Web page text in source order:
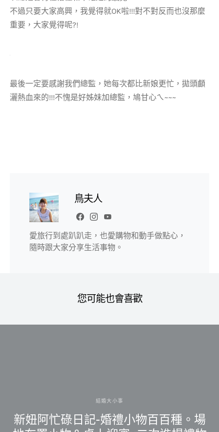
不過只要大家高興，我覺得就OK啦!!!對不對反而也沒那麼
重要，大家覺得呢?!
最後一定要感謝我們總監，她每次都比新娘更忙，拋頭顱
灑熱血來的!!!不愧是好姊妹加總監，鳩甘心ㄟ~~~
鳥夫人
愛旅行到處趴趴走，也愛購物和動手做點心，
隨時跟大家分享生活事物。
您可能也會喜歡
結婚大小事
新妞阿忙碌日記-婚禮小物百百種。場